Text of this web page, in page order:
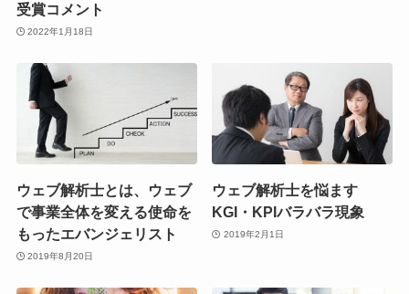
受賞コメント
2022年1月18日
ウェブ解析士とは、ウェブ
で事業全体を変える使命を
もったエバンジェリスト
2019年8月20日
ウェブ解析士を悩ます
KGI・KPIバラバラ現象
2019年2月1日